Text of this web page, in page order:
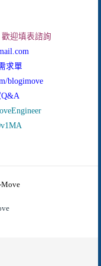
迎填表諮詢
求單
blogimove